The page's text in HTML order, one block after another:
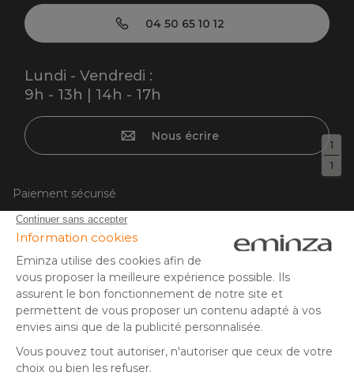
1
1
04 50 65 10 12
Lundi - Vendredi :
9h - 13h | 14h - 17h
Nous écrire
Paiement sécurisé
Carte bancaire, PayPal, virement bancaire, 3x ou 4x par CB
à partir de 50EUR, Google/Apple Pay.
Suivez-nous sur :